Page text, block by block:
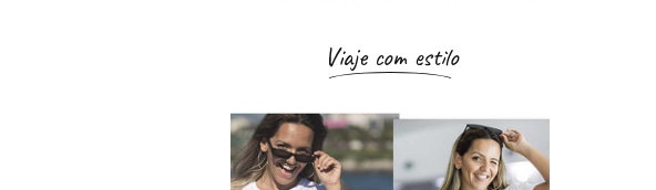
Viaje com estilo